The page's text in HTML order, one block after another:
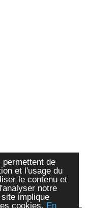
permettent de
et l'usage du
le contenu et
notre
implique
cookies. En